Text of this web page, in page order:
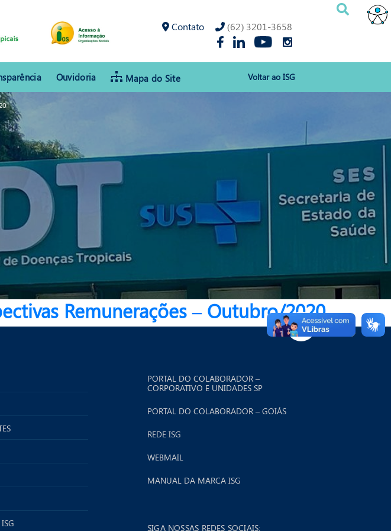
Contato (62) 3201-3658
Ouvidoria Mapa do Site Voltar ao ISG
Remunerações – Outubro/2020
PORTAL DO COLABORADOR –
CORPORATIVO E UNIDADES SP
PORTAL DO COLABORADOR – GOIÁS
REDE ISG
WEBMAIL
MANUAL DA MARCA ISG
SIGA NOSSAS REDES SOCIAIS: